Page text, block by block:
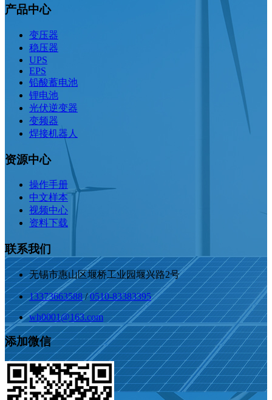
产品中心
变压器
稳压器
UPS
EPS
铅酸蓄电池
锂电池
光伏逆变器
变频器
焊接机器人
资源中心
操作手册
中文样本
视频中心
资料下载
联系我们
无锡市惠山区堰桥工业园堰兴路2号
13373663588/0510-83383395
wh0001@163.com
添加微信